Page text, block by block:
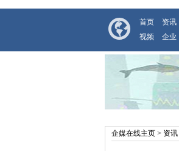
首页 资讯
视频
企业
企媒在线主页 > 资讯